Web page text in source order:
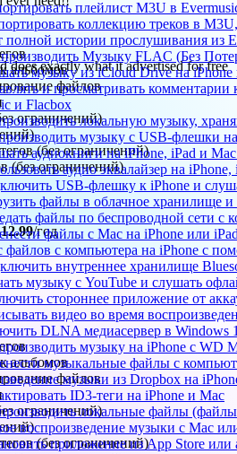
плейлист M3U в
коллекцию треков в
полной истории прослушивания из
Музыку FLAC (Без
музыку из iCloud Drive на
и просматривать
и Flacbox
локальную музыку,
музыку с USB-флешки
аудиокниги на iPhone, iPad и
аудио эквалайзер на
USB-флешку к iPhone и
файлы в облачное хранилище
файлы по беспроводной сети
файлы с Mac на iPhone или
файлов с компьютера на iPhone с
внутреннее хранилище
музыку с YouTube и слушать
стороннее приложение от
видео во время
DLNA медиасервер в Windows
музыку на iPhone с WD
музыкальные файлы с
музыки из Dropbox на
ID3-теги на iPhone и Mac
локальные файлы
воспроизведение музыки с Mac
приложение из App Store
does exactly what it advertised for free
альбомов
файлов
ограничений)
(без ограничений)
(без ограничений)
/год
альбомов
файлов
ограничений)
(без ограничений)